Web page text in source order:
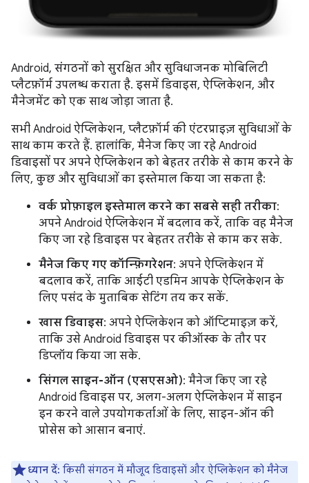
Android, संगठनों को सुरक्षित और सुविधाजनक मोबिलिटी
प्लैटफ़ॉर्म उपलब्ध कराता है. इसमें डिवाइस, ऐप्लिकेशन, और
मैनेजमेंट को एक साथ जोड़ा जाता है.
सभी Android ऐप्लिकेशन, प्लैटफ़ॉर्म की एंटरप्राइज़ सुविधाओं के
साथ काम करते हैं. हालांकि, मैनेज किए जा रहे Android
डिवाइसों पर अपने ऐप्लिकेशन को बेहतर तरीके से काम करने के
लिए, कुछ और सुविधाओं का इस्तेमाल किया जा सकता है:
वर्क प्रोफ़ाइल इस्तेमाल करने का सबसे सही तरीका:
अपने Android ऐप्लिकेशन में बदलाव करें, ताकि वह मैनेज
किए जा रहे डिवाइस पर बेहतर तरीके से काम कर सके.
मैनेज किए गए कॉन्फ़िगरेशन: अपने ऐप्लिकेशन में
बदलाव करें, ताकि आईटी एडमिन आपके ऐप्लिकेशन के
लिए पसंद के मुताबिक सेटिंग तय कर सकें.
खास डिवाइस: अपने ऐप्लिकेशन को ऑप्टिमाइज़ करें,
ताकि उसे Android डिवाइस पर कीऑस्क के तौर पर
डिप्लॉय किया जा सके.
सिंगल साइन-ऑन (एसएसओ): मैनेज किए जा रहे
Android डिवाइस पर, अलग-अलग ऐप्लिकेशन में साइन
इन करने वाले उपयोगकर्ताओं के लिए, साइन-ऑन की
प्रोसेस को आसान बनाएं.
ध्यान दें: किसी संगठन में मौजूद डिवाइसों और ऐप्लिकेशन को मैनेज